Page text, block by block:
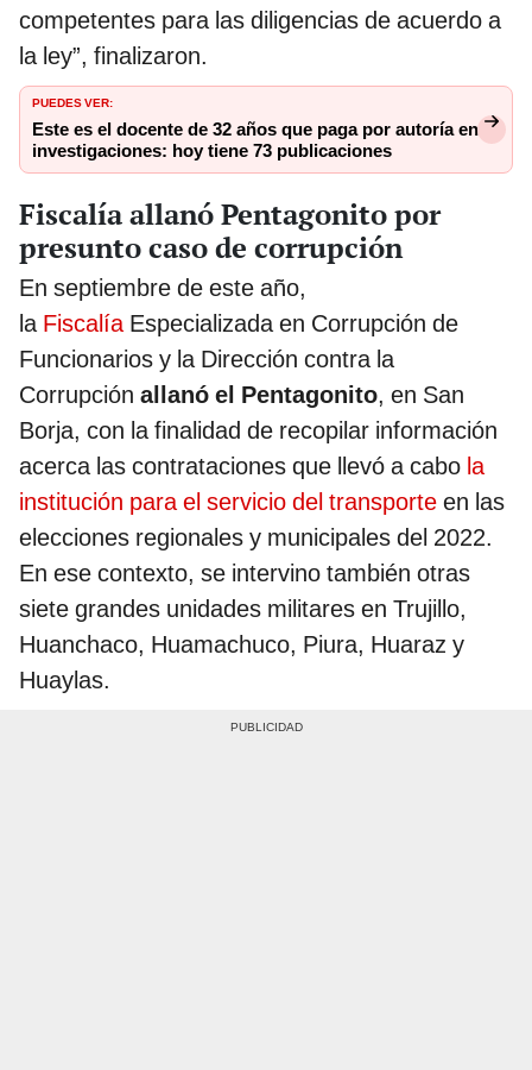
competentes para las diligencias de acuerdo a
la ley”, finalizaron.
PUEDES VER:
Este es el docente de 32 años que paga por autoría en
investigaciones: hoy tiene 73 publicaciones
Fiscalía allanó Pentagonito por
presunto caso de corrupción
En septiembre de este año,
la Fiscalía Especializada en Corrupción de
Funcionarios y la Dirección contra la
Corrupción allanó el Pentagonito, en San
Borja, con la finalidad de recopilar información
acerca las contrataciones que llevó a cabo la
institución para el servicio del transporte en las
elecciones regionales y municipales del 2022.
En ese contexto, se intervino también otras
siete grandes unidades militares en Trujillo,
Huanchaco, Huamachuco, Piura, Huaraz y
Huaylas.